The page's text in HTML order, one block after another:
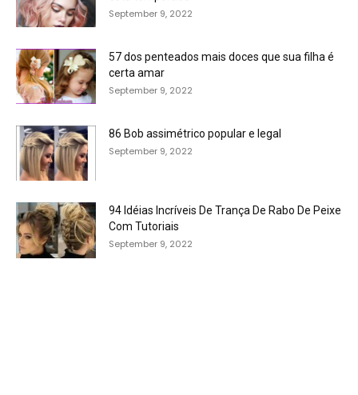
September 9, 2022
57 dos penteados mais doces que sua filha é
certa amar
September 9, 2022
86 Bob assimétrico popular e legal
September 9, 2022
94 Idéias Incríveis De Trança De Rabo De Peixe
Com Tutoriais
September 9, 2022